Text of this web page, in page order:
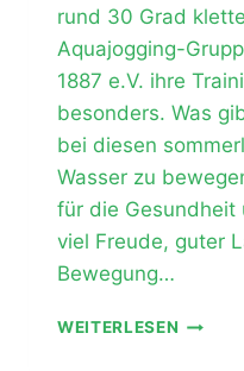
rund 30 Grad
Aquajogging-
1887 e.V. ihre
besonders. Was
bei diesen
Wasser zu
für die Gesundheit
viel Freude, guter
Bewegung…
WEITERLESEN